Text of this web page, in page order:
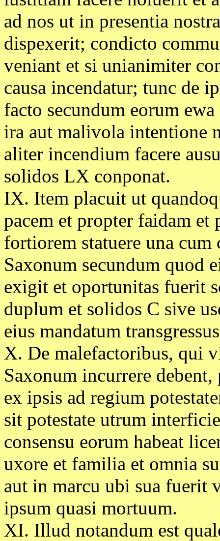
ad nos ut in presentia
dispexerit; condicto
veniant et si unianimiter
causa incendatur; tunc de
facto secundum eorum
ira aut malivola intentione
aliter incendium facere
solidos LX conponat.
IX. Item placuit ut
pacem et propter faidam et
fortiorem statuere una
Saxonum secundum quod
exigit et oportunitas fuerit
duplum et solidos C sive
eius mandatum
X. De malefactoribus, qui
Saxonum incurrere
ex ipsis ad regium
sit potestate utrum
consensu eorum habeat
uxore et familia et omnia
aut in marcu ubi sua fuerit
ipsum quasi mortuum.
XI. Illud notandum est